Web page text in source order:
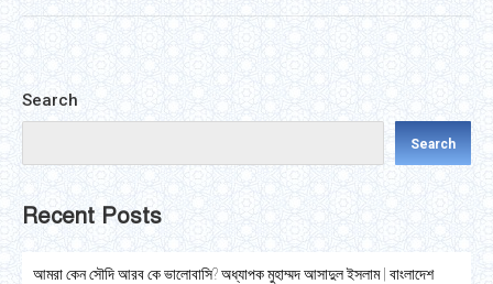
Search
Search
Recent Posts
আমরা কেন সৌদি আরব কে ভালোবাসি? অধ্যাপক মুহাম্মদ আসাদুল ইসলাম | বাংলাদেশ